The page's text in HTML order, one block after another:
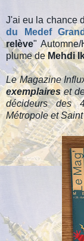
J'ai eu la chance
du Medef
relève"
plume deMehdi
Le Magazine
exemplaireset
décideurs des
Métropole et